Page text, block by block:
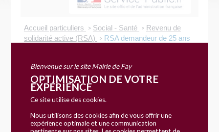
Accueil particuliers > Social - Santé > Revenu de
solidarité active (RSA)
> RSA demandeur de 25 ans
Fiche pratique
RSA demandeur de 25 ans et
plus
Bienvenue sur le site Mairie de Fay
OPTIMISATION DE VOTRE
EXPÉRIENCE
Ce site utilise des cookies.
Nous utilisons des cookies afin de vous offrir une
expérience optimale et une communication